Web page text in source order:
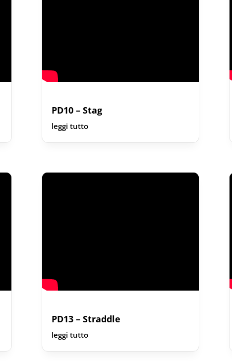
PD10 – Stag
leggi tutto
PD13 – Straddle
leggi tutto